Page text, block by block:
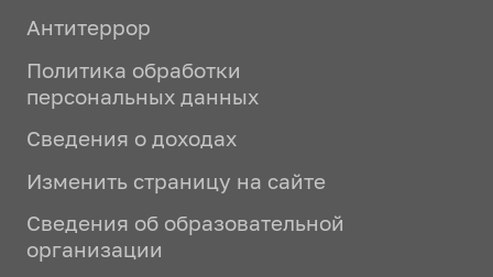
Антитеррор
Политика обработки
персональных данных
Сведения о доходах
Изменить страницу на сайте
Сведения об образовательной
организации